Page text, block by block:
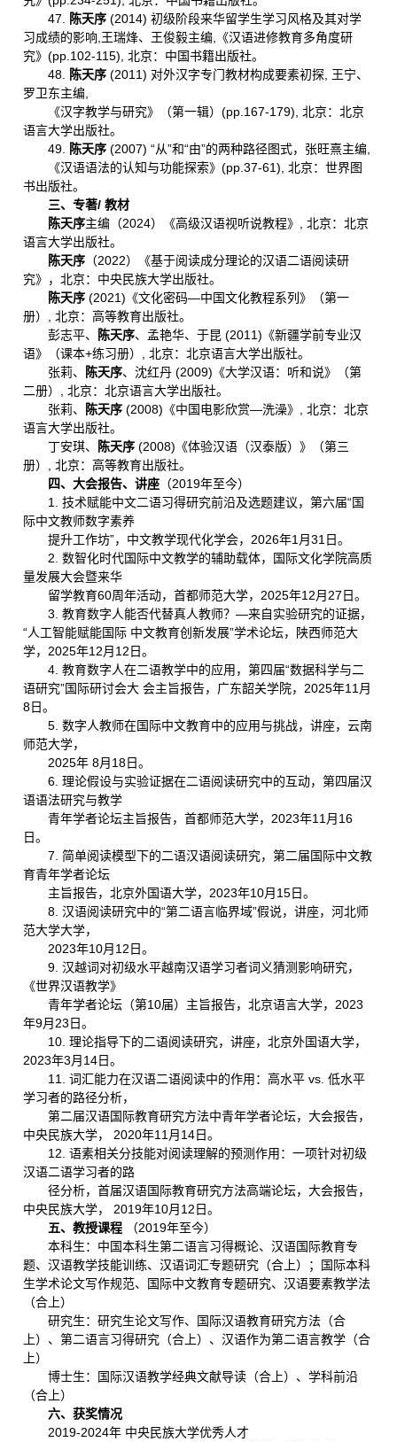
47. 陈天序 (2014) 初级阶段来华留学生学习风格及其对学
习成绩的影响,王瑞烽、王俊毅主编,《汉语进修教育多角度研
究》(pp.102-115), 北京：中国书籍出版社。
48. 陈天序 (2011) 对外汉字专门教材构成要素初探, 王宁、
罗卫东主编,
《汉字教学与研究》（第一辑）(pp.167-179), 北京：北京
语言大学出版社。
49. 陈天序 (2007) “从”和“由”的两种路径图式，张旺熹主编,
《汉语语法的认知与功能探索》(pp.37-61), 北京：世界图
书出版社。
三、专著/ 教材
陈天序主编（2024）《高级汉语视听说教程》, 北京：北京
语言大学出版社。
陈天序 （2022）《基于阅读成分理论的汉语二语阅读研
究》，北京：中央民族大学出版社。
陈天序 (2021)《文化密码—中国文化教程系列》（第一
册）, 北京：高等教育出版社。
彭志平、
陈天序、孟艳华、于昆 (2011)《新疆学前专业汉
语》（课本+练习册）, 北京：北京语言大学出版社。
张莉、
陈天序、沈红丹 (2009)《大学汉语：听和说》（第
二册）, 北京：北京语言大学出版社。
张莉、
陈天序 (2008)《中国电影欣赏—洗澡》, 北京：北京
语言大学出版社。
丁安琪、
陈天序 (2008)《体验汉语（汉泰版）》（第三
册）, 北京：高等教育出版社。
四、大会报告、讲座 （2019年至今）
1. 技术赋能中文二语习得研究前沿及选题建议，第六届“国
际中文教师数字素养
提升工作坊”，中文教学现代化学会，2026年1月31日。
2. 数智化时代国际中文教学的辅助载体，国际文化学院高质
量发展大会暨来华
留学教育60周年活动，首都师范大学，2025年12月27日。
3. 教育数字人能否代替真人教师？—来自实验研究的证据，
“人工智能赋能国际 中文教育创新发展”学术论坛，陕西师范大
学，2025年12月12日。
4. 教育数字人在二语教学中的应用，第四届“数据科学与二
语研究”国际研讨会大 会主旨报告，广东韶关学院，2025年11月
8日。
5. 数字人教师在国际中文教育中的应用与挑战，讲座，云南
师范大学，
2025年 8月18日。
6. 理论假设与实验证据在二语阅读研究中的互动，第四届汉
语语法研究与教学
青年学者论坛主旨报告，首都师范大学，2023年11月16
日。
7. 简单阅读模型下的二语汉语阅读研究，第二届国际中文教
育青年学者论坛
主旨报告，北京外国语大学，2023年10月15日。
8. 汉语阅读研究中的“第二语言临界域”假说，讲座，河北师
范大学大学，
2023年10月12日。
9. 汉越词对初级水平越南汉语学习者词义猜测影响研究，
《世界汉语教学》
青年学者论坛（第10届）主旨报告，北京语言大学，2023
年9月23日。
10. 理论指导下的二语阅读研究，讲座，北京外国语大学，
2023年3月14日。
11. 词汇能力在汉语二语阅读中的作用：高水平 vs. 低水平
学习者的路径分析，
第二届汉语国际教育研究方法中青年学者论坛，大会报告，
中央民族大学， 2020年11月14日。
12. 语素相关分技能对阅读理解的预测作用：一项针对初级
汉语二语学习者的路
径分析，首届汉语国际教育研究方法高端论坛，大会报告，
中央民族大学， 2019年10月12日。
五、教授课程
（2019年至今）
本科生：中国本科生第二语言习得概论、汉语国际教育专
题、汉语教学技能训练、汉语词汇专题研究（合上）；国际本科
生学术论文写作规范、国际中文教育专题研究、汉语要素教学法
（合上）
研究生：研究生论文写作、国际汉语教育研究方法（合
上）、第二语言习得研究（合上）、汉语作为第二语言教学（合
上）
博士生：国际汉语教学经典文献导读（合上）、学科前沿
（合上）
六、获奖情况
2019-2024年 中央民族大学优秀人才